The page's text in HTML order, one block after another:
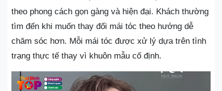
theo phong cách gọn gàng và hiện đại. Khách thường
tìm đến khi muốn thay đổi mái tóc theo hướng dễ
chăm sóc hơn. Mỗi mái tóc được xử lý dựa trên tình
trạng thực tế thay vì khuôn mẫu cố định.